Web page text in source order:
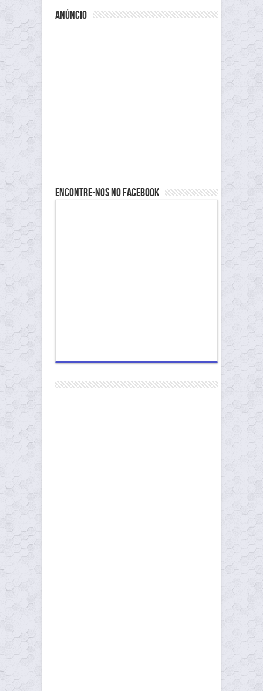
anúncio
Encontre-nos no Facebook